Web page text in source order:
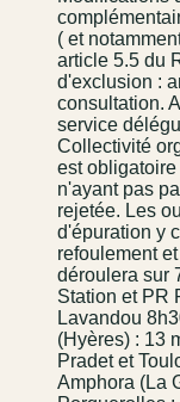
( et
article 5.5 du
d'exclusion :
consultation.
service
Collectivité
est
n'ayant pas
rejetée. Les
d'épuration y
refoulement
déroulera sur
Station et PR
Lavandou
(Hyères) : 13
Pradet et
Amphora (La